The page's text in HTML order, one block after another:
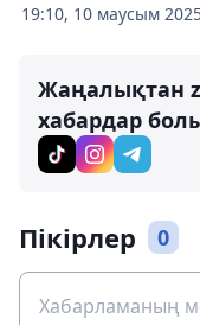
19:10, 10 маусым
Жаңалықтан
хабардар
Пікірлер 0